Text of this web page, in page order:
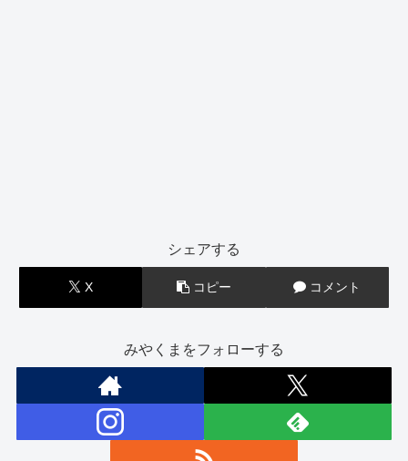
シェアする
X コピー コメント
みやくまをフォローする